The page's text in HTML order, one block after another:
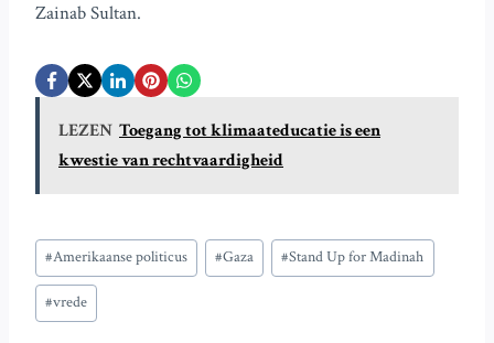
Zainab Sultan.
LEZEN Toegang tot klimaateducatie is een
kwestie van rechtvaardigheid
Bericht
tags:
#Amerikaanse politicus #Gaza #Stand Up for Madinah
#vrede